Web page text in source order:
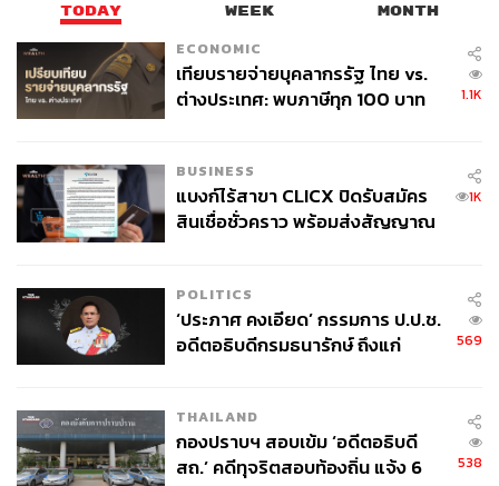
ประการแรกคือ ปริมาณการจราจรที่มากและสภาพถนนที่
เป็นคอขวด จุดตัดนี้อยู่ตรงกลางระหว่างแยกพระราม 9 ที่มี
รถวิ่งผ่านกว่า 100,000 คันต่อวัน กับแยกอโศก-เพชรบุรี ที่มี
รถผ่านอีกกว่า 60,000 คันต่อวัน พอรถจำนวนมากเคลื่อนมา
รวมกันบนถนนอโศกมนตรีที่เป็นคอขวด และยังมีรถจากถนน
จราจรจุดนั้นจึงติดขัดเป็นอัมพาตได้ง่าย
ประการที่สองคือ สภาวะเป้านิ่งจากการจอดติดคร่อมราง
สภาพเดินหน้าไม่ได้ถอยหลังก็ติด บ่อยครั้งต้องจอดรถแช่อยู่
บนรางรถไฟ เมื่อรถไฟแล่นมาและไม้กั้นลดตัวลง รถที่ติดอยู่
จะถูกบล็อกทั้งหน้าและหลังจนกลายเป็นเป้านิ่งขวางทาง
รถไฟ ซึ่งเป็นต้นเหตุของอุบัติเหตุร้ายแรง
ประการที่สามคือ ความเสี่ยงที่จะเกิดความสูญเสียหมู่ เพราะ
จุดตัดนี้อยู่ติดกับป้ายหยุดรถอโศก ช่วงเวลาเร่งด่วนจะมีคนมา
ยืนรอรถไฟริมรางเยอะ ถ้าเกิดเหตุรถไฟชนรถที่จอดขวาง
TODAY WEEK MONTH
ECONOMIC
เทียบรายจ่ายบุคลากรรัฐ ไทย vs.
ต่างประเทศ: พบภาษีทุก 100 บาท
1.1K
BUSINESS
แบงก์ไร้สาขา CLICX ปิดรับสมัคร
สินเชื่อชั่วคราว พร้อมส่งสัญญาณ
1K
POLITICS
‘ประภาศ คงเอียด’ กรรมการ ป.ป.ช.
อดีตอธิบดีกรมธนารักษ์ ถึงแก่
569
THAILAND
กองปราบฯ สอบเข้ม ‘อดีตอธิบดี
สถ.’ คดีทุจริตสอบท้องถิ่น แจ้ง 6
538